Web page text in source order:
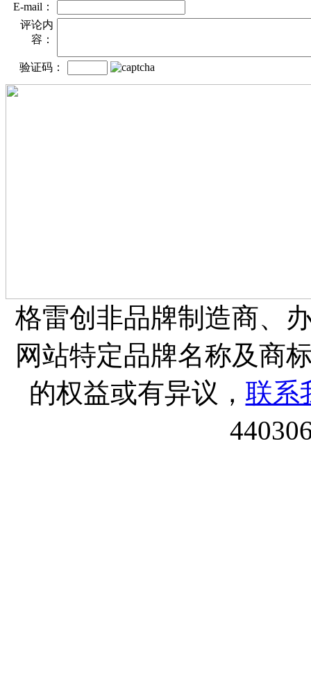
E-mail：
评论内
容：
验证码：
格雷创非品牌制造商、
网站特定品牌名称及商
的权益或有异议， 联系